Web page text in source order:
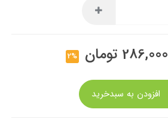
286,000 تومان 2%